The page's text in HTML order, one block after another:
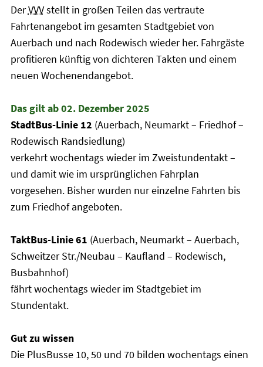
DerVVVstellt in großen Teilen das vertraute
Fahrtenangebot im gesamten Stadtgebiet von
Auerbach und nach Rodewisch wieder her. Fahrgäste
profitieren künftig von dichteren Takten und einem
neuen Wochenendangebot.
Das gilt ab 02. Dezember 2025
StadtBus-Linie 12 (Auerbach, Neumarkt – Friedhof –
Rodewisch Randsiedlung)
verkehrt wochentags wieder im Zweistundentakt –
und damit wie im ursprünglichen Fahrplan
vorgesehen. Bisher wurden nur einzelne Fahrten bis
zum Friedhof angeboten.
TaktBus-Linie 61 (Auerbach, Neumarkt – Auerbach,
Schweitzer Str./Neubau – Kaufland – Rodewisch,
Busbahnhof)
fährt wochentags wieder im Stadtgebiet im
Stundentakt.
Gut zu wissen
Die PlusBusse 10, 50 und 70 bilden wochentags einen